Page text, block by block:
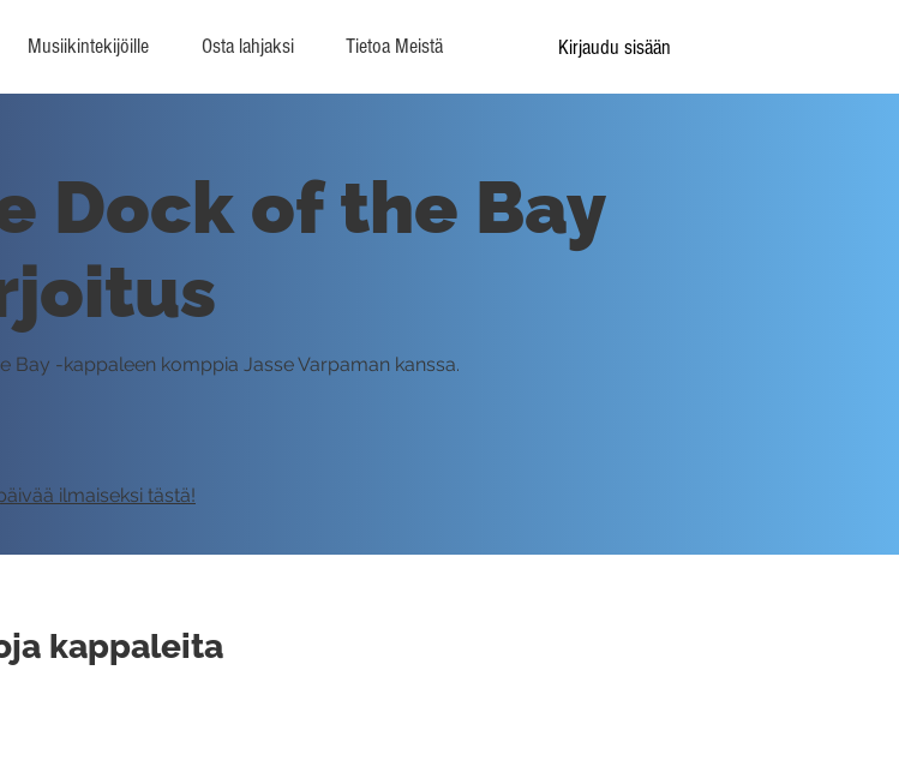
Musiikintekijöille Osta lahjaksi Tietoa Meistä Kirjaudu sisään
Dock of the Bay
Bay -kappaleen komppia Jasse Varpaman kanssa.
ilmaiseksi tästä!
kappaleita